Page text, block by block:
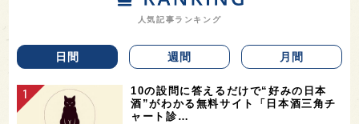
人気記事ランキング
日間 週間 月間
10の設問に答えるだけで“好みの日本
酒”がわかる無料サイト「日本酒三角チ
ャート診…